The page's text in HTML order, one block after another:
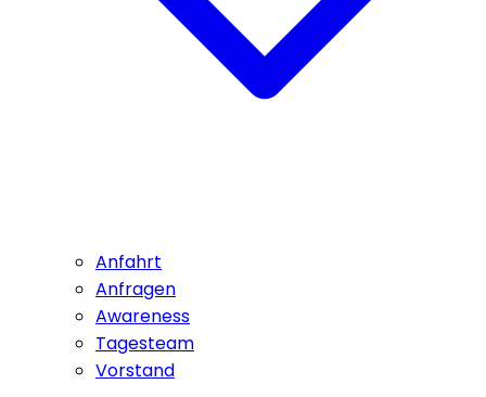
Anfahrt
Anfragen
Awareness
Tagesteam
Vorstand